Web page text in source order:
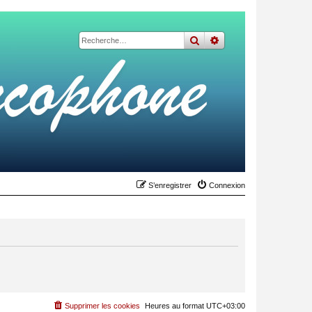
rechercher
recherche
Connexion
S’enregistrer
Heures au format UTC+03:00
Supprimer les cookies